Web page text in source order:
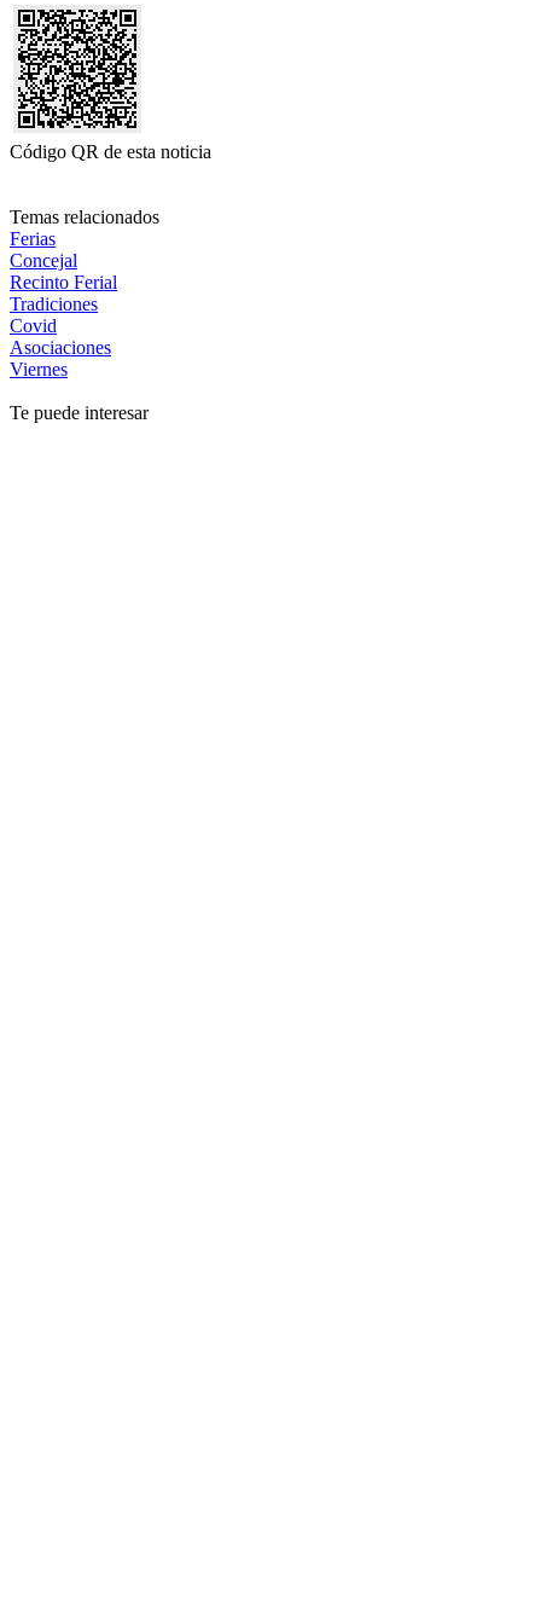
Código QR de esta noticia
Temas relacionados
Ferias
Concejal
Recinto Ferial
Tradiciones
Covid
Asociaciones
Viernes
Te puede interesar